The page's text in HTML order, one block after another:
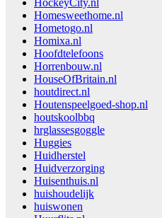
HockeyCity.nl
Homesweethome.nl
Hometogo.nl
Homixa.nl
Hoofdtelefoons
Horrenbouw.nl
HouseOfBritain.nl
houtdirect.nl
Houtenspeelgoed-shop.nl
houtskoolbbq
hrglassesgoggle
Huggies
Huidherstel
Huidverzorging
Huisenthuis.nl
huishoudelijk
huiswonen